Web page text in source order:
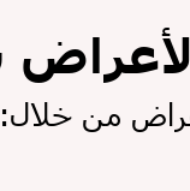
من خلال